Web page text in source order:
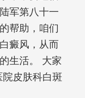
军第八十一
帮助，咱们
癜风，从而
生活。 大家
院皮肤科白斑